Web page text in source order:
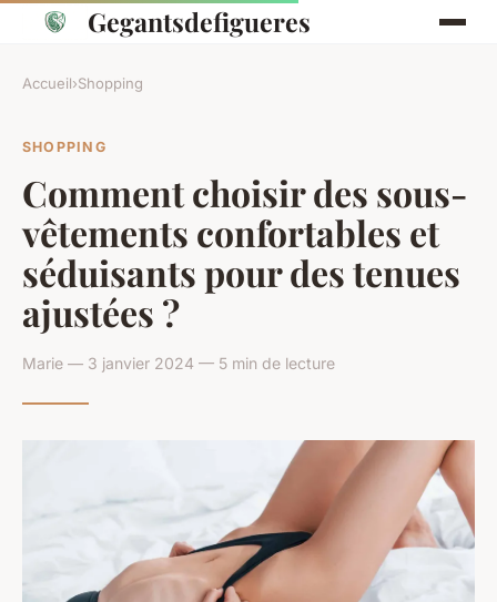
Gegantsdefigueres
Accueil›Shopping
SHOPPING
Comment choisir des sous-
vêtements confortables et
séduisants pour des tenues
ajustées ?
Marie — 3 janvier 2024 — 5 min de lecture